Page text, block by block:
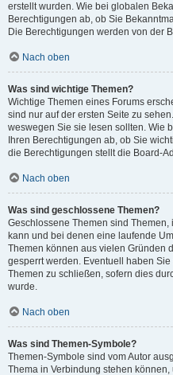
erstellt wurden. Wie bei globalen
Berechtigungen ab, ob Sie
Die Berechtigungen werden von der
Nach oben
Was sind wichtige Themen?
Wichtige Themen eines Forums
sind nur auf der ersten Seite zu
weswegen Sie sie lesen sollten. Wie
Ihren Berechtigungen ab, ob Sie
die Berechtigungen stellt die Board-
Nach oben
Was sind geschlossene Themen?
Geschlossene Themen sind
kann und bei denen eine laufende
Themen können aus vielen Gründen
gesperrt werden. Eventuell haben
Themen zu schließen, sofern dies
wurde.
Nach oben
Was sind Themen-Symbole?
Themen-Symbole sind vom Autor
Thema in Verbindung stehen